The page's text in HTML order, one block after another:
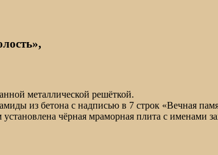
металлической решёткой.
из бетона с надписью в 7 строк «Вечная
чёрная мраморная плита с